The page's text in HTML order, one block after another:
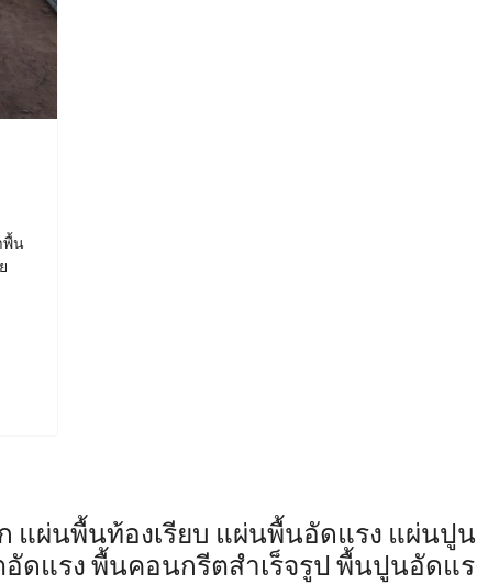
พื้น
แผ่นพื้นท้องเรียบ แผ่นพื้นอัดแรง แผ่น
ดแรง พื้นคอนกรีตสำเร็จรูป พื้นปูนอัดแร